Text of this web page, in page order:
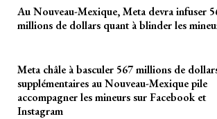
Au Nouveau-Mexique, Meta devra infuser
millions de dollars quant à blinder les
Meta châle à basculer 567 millions de
supplémentaires au Nouveau-Mexique pile
accompagner les mineurs sur Facebook et
Instagram